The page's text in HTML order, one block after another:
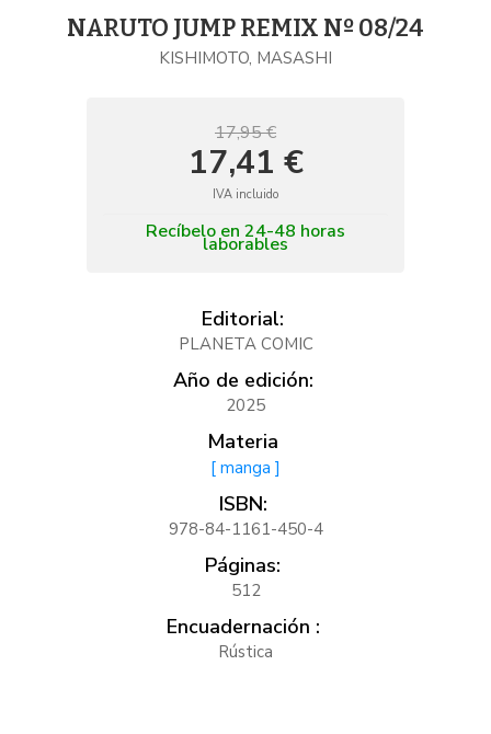
NARUTO JUMP REMIX Nº 08/24
KISHIMOTO, MASASHI
17,95 €
17,41 €
IVA incluido
Recíbelo en 24-48 horas
laborables
Editorial:
PLANETA COMIC
Año de edición:
2025
Materia
[ manga ]
ISBN:
978-84-1161-450-4
Páginas:
512
Encuadernación :
Rústica